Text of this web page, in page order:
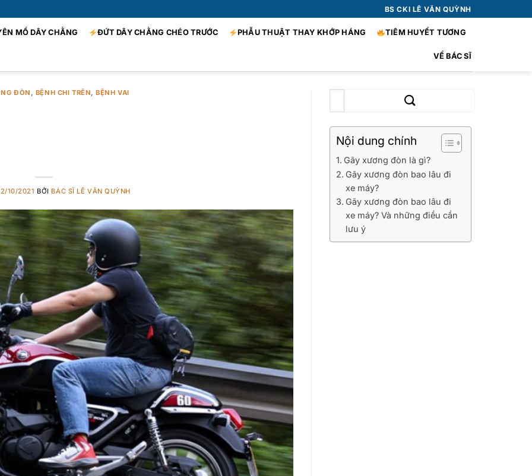
BS CKI LÊ VĂN QUỲNH
MỔ DÂY CHẰNG ĐỨT DÂY CHẰNG CHÉO TRƯỚC PHẪU THUẬT THAY KHỚP HÁNG TIÊM HUYẾT TƯƠNG
VỀ BÁC SĨ
ĐÒN , BỆNH CHI TRÊN,BỆNH VAI
10/2021 BỞI BÁC SĨ LÊ VĂN QUỲNH
Nội dung chính
Gãy xương đòn là gì?
Gãy xương đòn bao lâu đi
xe máy?
Gãy xương đòn bao lâu đi
xe máy? Và những điều cần
lưu ý